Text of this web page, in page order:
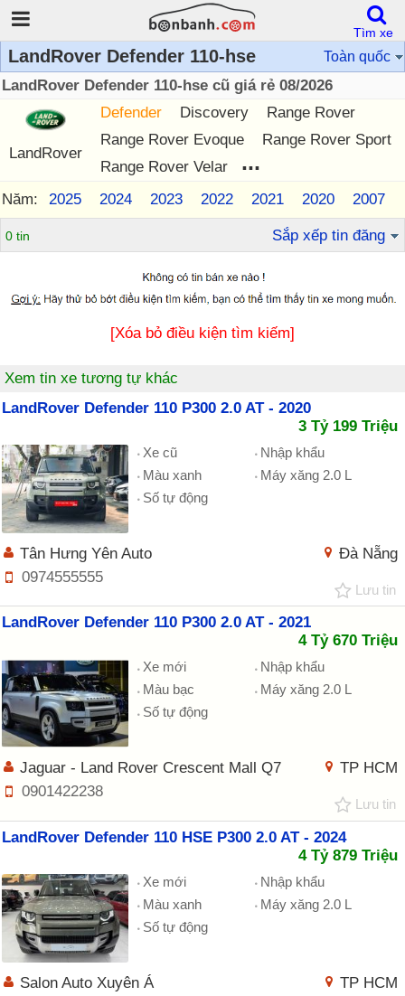
LandRover Defender 110-hse Toàn quốc
LandRover Defender 110-hse cũ giá rẻ 08/2026
LandRover
Defender Discovery
Range Rover
Range Rover Evoque
Range Rover Sport
Range Rover Velar
...
Năm: 2025 2024 2023 2022 2021 2020 2007
0 tin Sắp xếp tin đăng
[Xóa bỏ điều kiện tìm kiếm]
Xem tin xe tương tự khác
LandRover Defender 110 P300 2.0 AT - 2020
3 Tỷ 199 Triệu
Xe cũ
Nhập khẩu
Màu xanh
Máy xăng 2.0 L
Số tự động
Đà Nẵng
Tân Hưng Yên Auto
0974555555
Lưu tin
LandRover Defender 110 P300 2.0 AT - 2021
4 Tỷ 670 Triệu
Xe mới
Nhập khẩu
Màu bạc
Máy xăng 2.0 L
Số tự động
TP HCM
Jaguar - Land Rover Crescent Mall Q7
0901422238
Lưu tin
LandRover Defender 110 HSE P300 2.0 AT - 2024
4 Tỷ 879 Triệu
Xe mới
Nhập khẩu
Màu xanh
Máy xăng 2.0 L
Số tự động
TP HCM
Salon Auto Xuyên Á
Tìm xe